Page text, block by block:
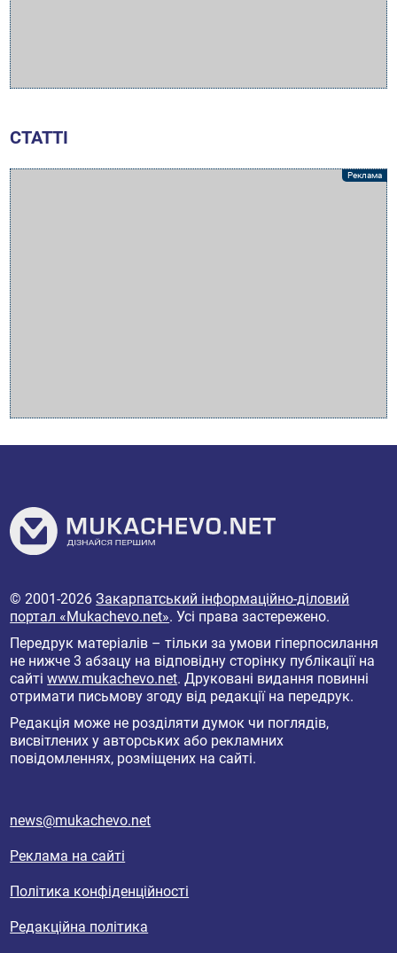
СТАТТІ
© 2001-2026Закарпатський інформаційно-діловий
портал «Mukachevo.net». Усі права застережено.
Передрук матеріалів – тільки за умови гіперпосилання
не нижче 3 абзацу на відповідну сторінку публікації на
сайтіwww.mukachevo.net. Друковані видання повинні
отримати письмову згоду від редакції на передрук.
Редакція може не розділяти думок чи поглядів,
висвітлених у авторських або рекламних
повідомленнях, розміщених на сайті.
news@mukachevo.net
Реклама на сайті
Політика конфіденційності
Редакційна політика